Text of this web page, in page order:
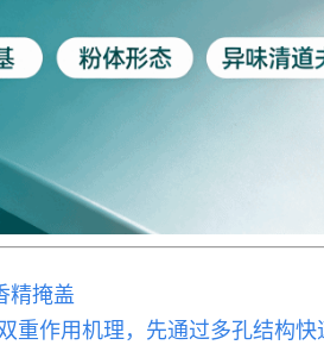
精掩盖
重作用机理，先通过多孔结构